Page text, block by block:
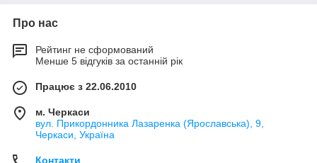
Про нас
Рейтинг не сформований
Менше 5 відгуків за останній рік
Працює з 22.06.2010
м. Черкаси
вул. Прикордонника Лазаренка (Ярославська), 9,
Черкаси, Україна
Контакти